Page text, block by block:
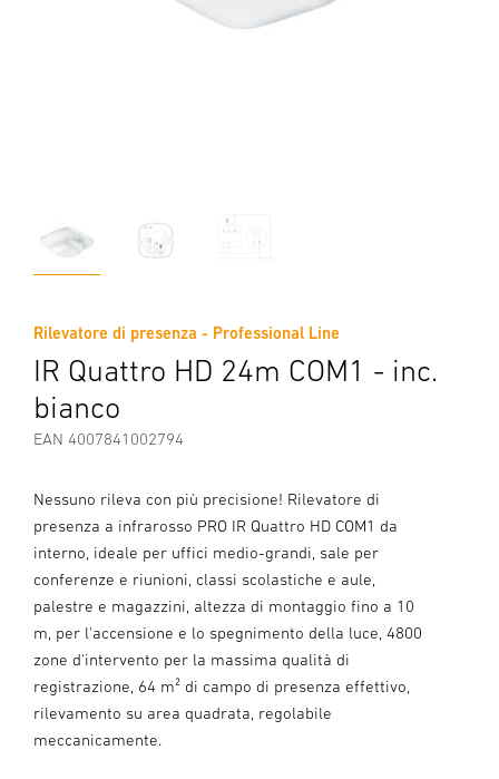
Rilevatore di presenza - Professional Line
IR Quattro HD 24m COM1 - inc.
bianco
EAN 4007841002794
Nessuno rileva con più precisione! Rilevatore di
presenza a infrarosso PRO IR Quattro HD COM1 da
interno, ideale per uffici medio-grandi, sale per
conferenze e riunioni, classi scolastiche e aule,
palestre e magazzini, altezza di montaggio fino a 10
m, per l'accensione e lo spegnimento della luce, 4800
zone d'intervento per la massima qualità di
registrazione, 64 m² di campo di presenza effettivo,
rilevamento su area quadrata, regolabile
meccanicamente.